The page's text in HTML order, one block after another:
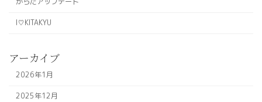
I♡KITAKYU
アーカイブ
2026年1月
2025年12月